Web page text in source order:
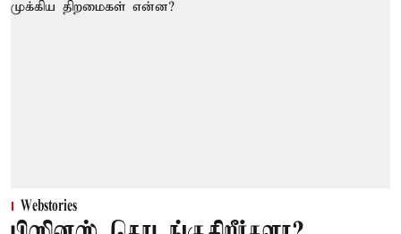
Webstories